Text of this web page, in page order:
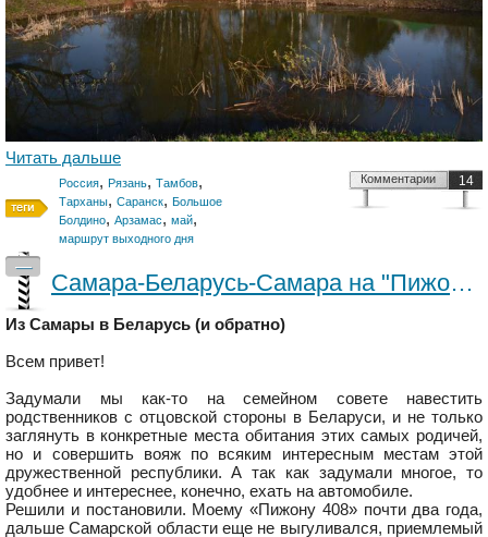
Читать дальше
Россия, Рязань, Тамбов,
Тарханы, Саранск, Большое
Болдино, Арзамас, май,
маршрут выходного дня
14
Комментарии
—
Самара-Беларусь-Самара на "Пижоне" 408
Из Самары в Беларусь (и обратно)
Всем привет!
Задумали мы как-то на семейном совете навестить
родственников с отцовской стороны в Беларуси, и не только
заглянуть в конкретные места обитания этих самых родичей,
но и совершить вояж по всяким интересным местам этой
дружественной республики. А так как задумали многое, то
удобнее и интереснее, конечно, ехать на автомобиле.
Решили и постановили. Моему «Пижону 408» почти два года,
дальше Самарской области еще не выгуливался, приемлемый